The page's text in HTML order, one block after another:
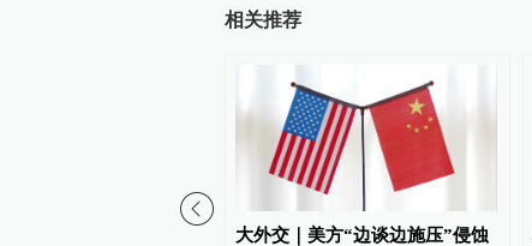
相关推荐
大外交｜美方“边谈边施压”侵蚀